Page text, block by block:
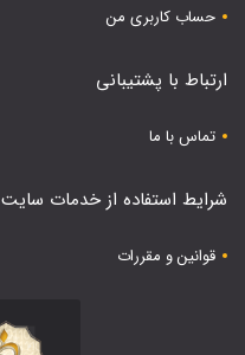
حساب کاربری من
ارتباط با پشتیبانی
تماس با ما
شرایط استفاده از خدمات سایت
قوانین و مقررات